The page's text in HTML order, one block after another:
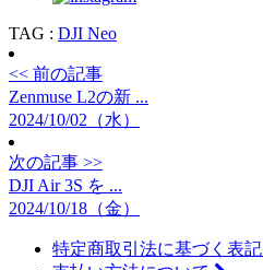
TAG : DJI Neo
<< 前の記事
Zenmuse L2の新 ...
2024/10/02（水）
次の記事 >>
DJI Air 3S を ...
2024/10/18（金）
特定商取引法に基づく表記